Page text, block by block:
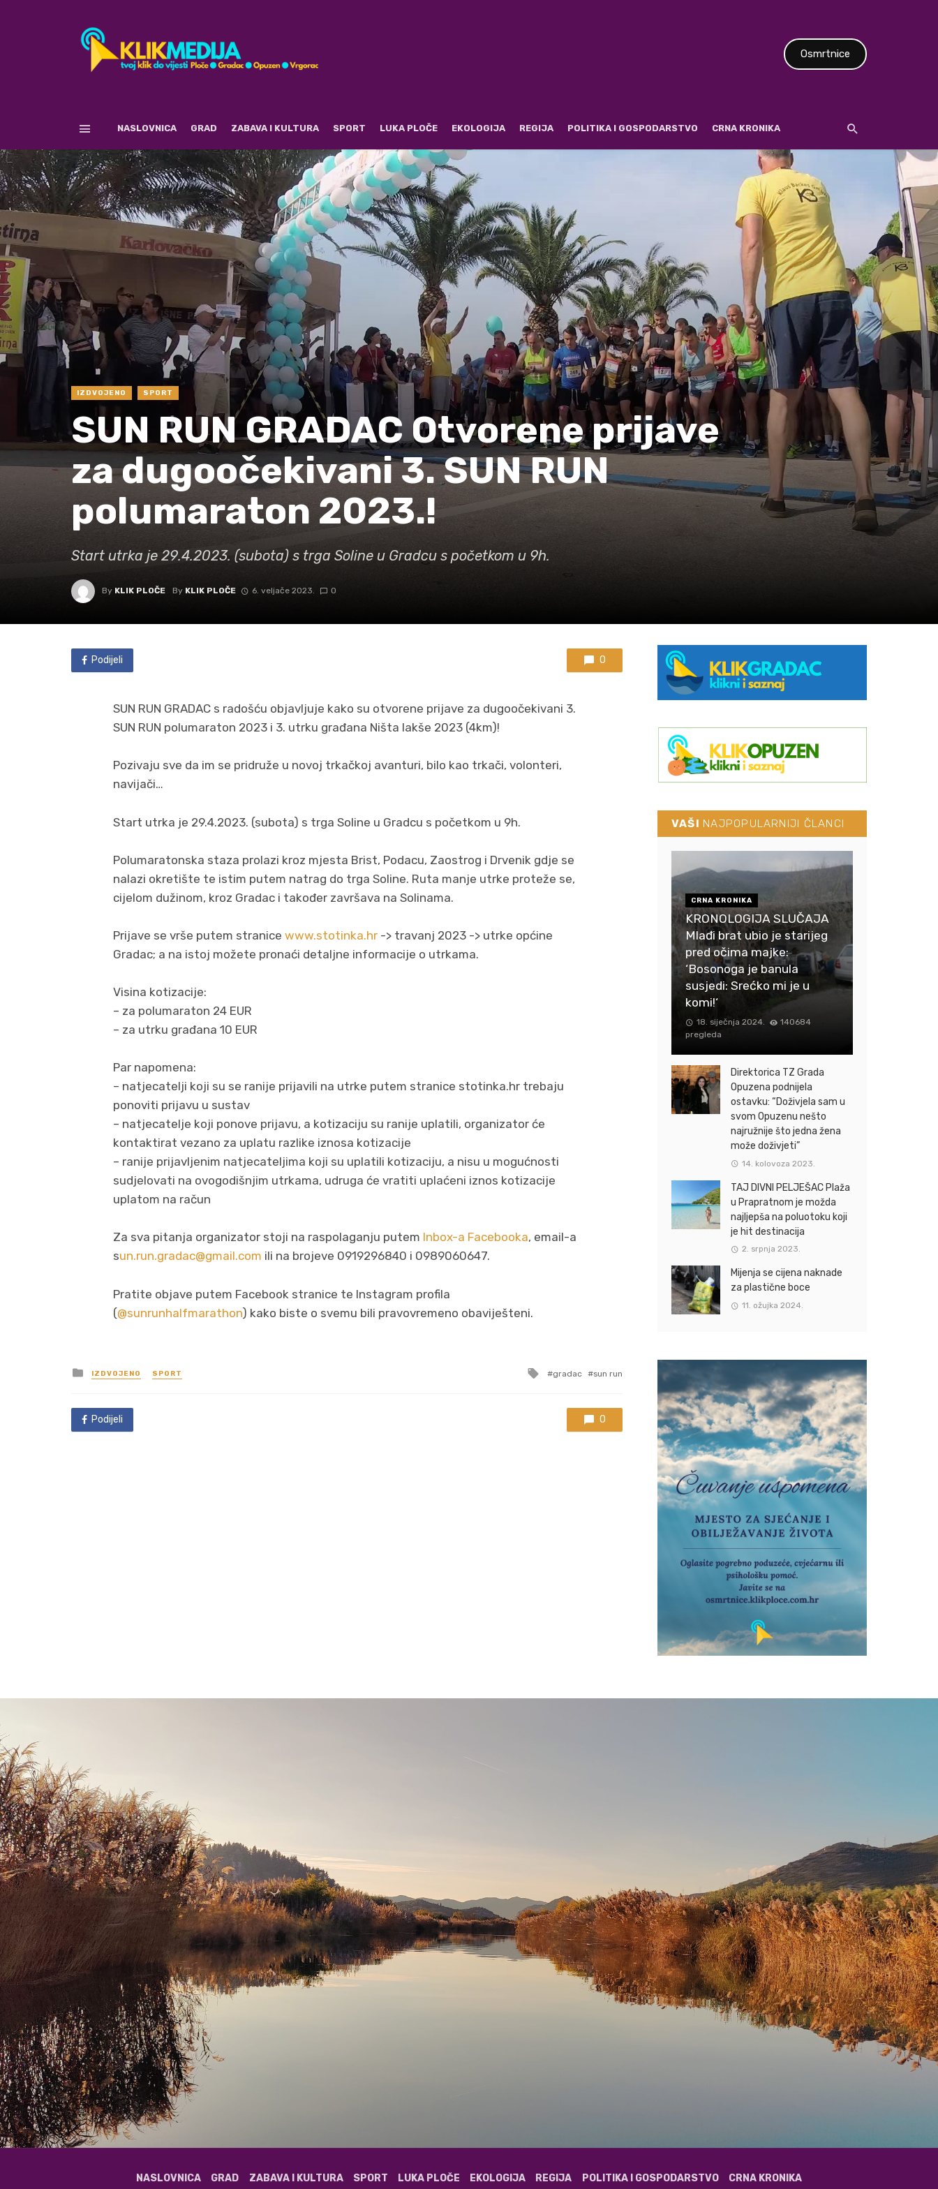
Osmrtnice
NASLOVNICA GRAD ZABAVA I KULTURA SPORT LUKA PLOČE EKOLOGIJA REGIJA POLITIKA I GOSPODARSTVO CRNA KRONIKA
IZDVOJENO SPORT
SUN RUN GRADAC Otvorene prijave
za dugoočekivani 3. SUN RUN
polumaraton 2023.!
Start utrka je 29.4.2023. (subota) s trga Soline u Gradcu s početkom u 9h.
By KLIK PLOČE By KLIK PLOČE 6. veljače 2023. 0
Podijeli 0
SUN RUN GRADAC s radošću objavljuje kako su otvorene prijave za dugoočekivani 3.
SUN RUN polumaraton 2023 i 3. utrku građana Ništa lakše 2023 (4km)!
Pozivaju sve da im se pridruže u novoj trkačkoj avanturi, bilo kao trkači, volonteri,
navijači…
Start utrka je 29.4.2023. (subota) s trga Soline u Gradcu s početkom u 9h.
Polumaratonska staza prolazi kroz mjesta Brist, Podacu, Zaostrog i Drvenik gdje se
nalazi okretište te istim putem natrag do trga Soline. Ruta manje utrke proteže se,
cijelom dužinom, kroz Gradac i također završava na Solinama.
Prijave se vrše putem stranice www.stotinka.hr -> travanj 2023 -> utrke općine
Gradac; a na istoj možete pronaći detaljne informacije o utrkama.
Visina kotizacije:
– za polumaraton 24 EUR
– za utrku građana 10 EUR
Par napomena:
– natjecatelji koji su se ranije prijavili na utrke putem stranice stotinka.hr trebaju
ponoviti prijavu u sustav
– natjecatelje koji ponove prijavu, a kotizaciju su ranije uplatili, organizator će
kontaktirat vezano za uplatu razlike iznosa kotizacije
– ranije prijavljenim natjecateljima koji su uplatili kotizaciju, a nisu u mogućnosti
sudjelovati na ovogodišnjim utrkama, udruga će vratiti uplaćeni iznos kotizacije
uplatom na račun
Za sva pitanja organizator stoji na raspolaganju putem Inbox-a Facebooka, email-a
sun.run.gradac@gmail.com ili na brojeve 0919296840 i 0989060647.
Pratite objave putem Facebook stranice te Instagram profila
(@sunrunhalfmarathon) kako biste o svemu bili pravovremeno obaviješteni.
Posted
in
IZDVOJENO SPORT
Tagged
gradac sun run
Podijeli 0
VAŠI NAJPOPULARNIJI ČLANCI
CRNA KRONIKA
KRONOLOGIJA SLUČAJA
Mlađi brat ubio je starijeg
pred očima majke:
‘Bosonoga je banula
susjedi: Srećko mi je u
komi!‘
18. siječnja 2024.
140684
pregleda
Direktorica TZ Grada
Opuzena podnijela
ostavku: “Doživjela sam u
svom Opuzenu nešto
najružnije što jedna žena
može doživjeti”
14. kolovoza 2023.
TAJ DIVNI PELJEŠAC Plaža
u Prapratnom je možda
najljepša na poluotoku koji
je hit destinacija
2. srpnja 2023.
Mijenja se cijena naknade
za plastične boce
11. ožujka 2024.
NASLOVNICA GRAD ZABAVA I KULTURA SPORT LUKA PLOČE EKOLOGIJA REGIJA POLITIKA I GOSPODARSTVO CRNA KRONIKA